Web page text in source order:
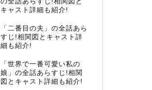
キャスト詳細も紹介!
「二番目の夫」の全話あら
すじ!相関図とキャスト詳
細も紹介!
「世界で一番可愛い私の
娘」の全話あらすじ!相関
図とキャスト詳細も紹介!